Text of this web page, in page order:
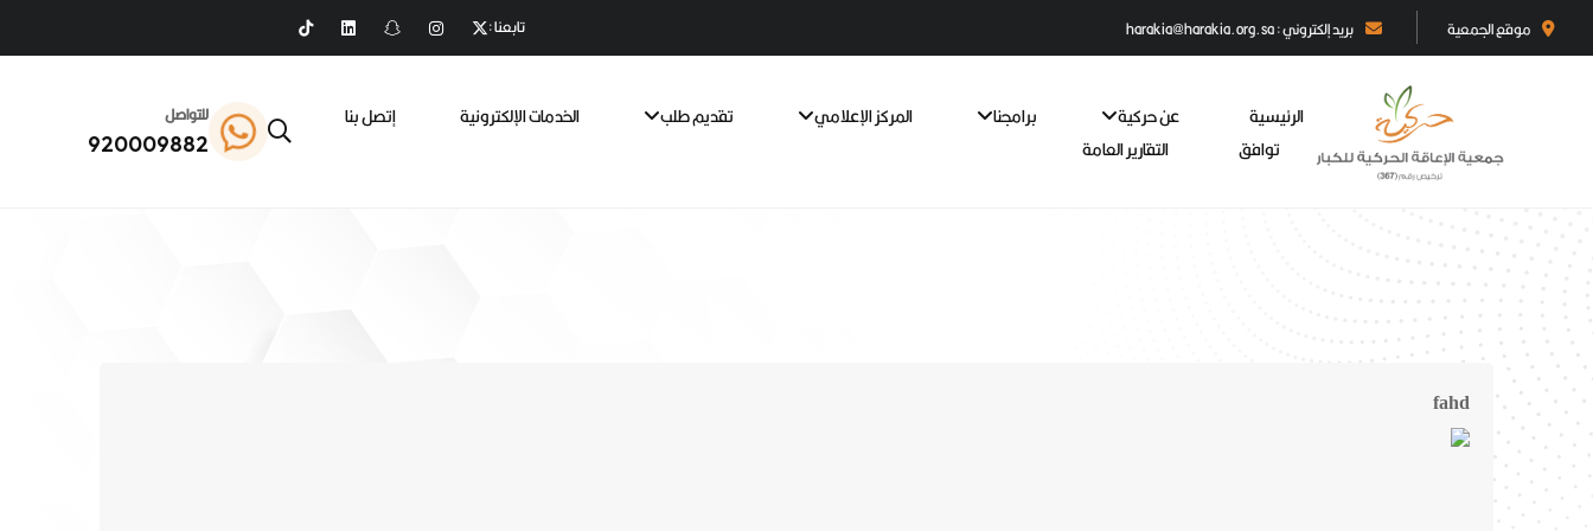
موقع الجمعية بريد إلكتروني : harakia@harakia.org.sa تابعنا :
الرئيسية عن حركية برامجنا المركز الإعلامي تقديم طلب الخدمات الإلكترونية
إتصل بنا
توافق
التقارير العامة
للتواصل
920009882
fahd